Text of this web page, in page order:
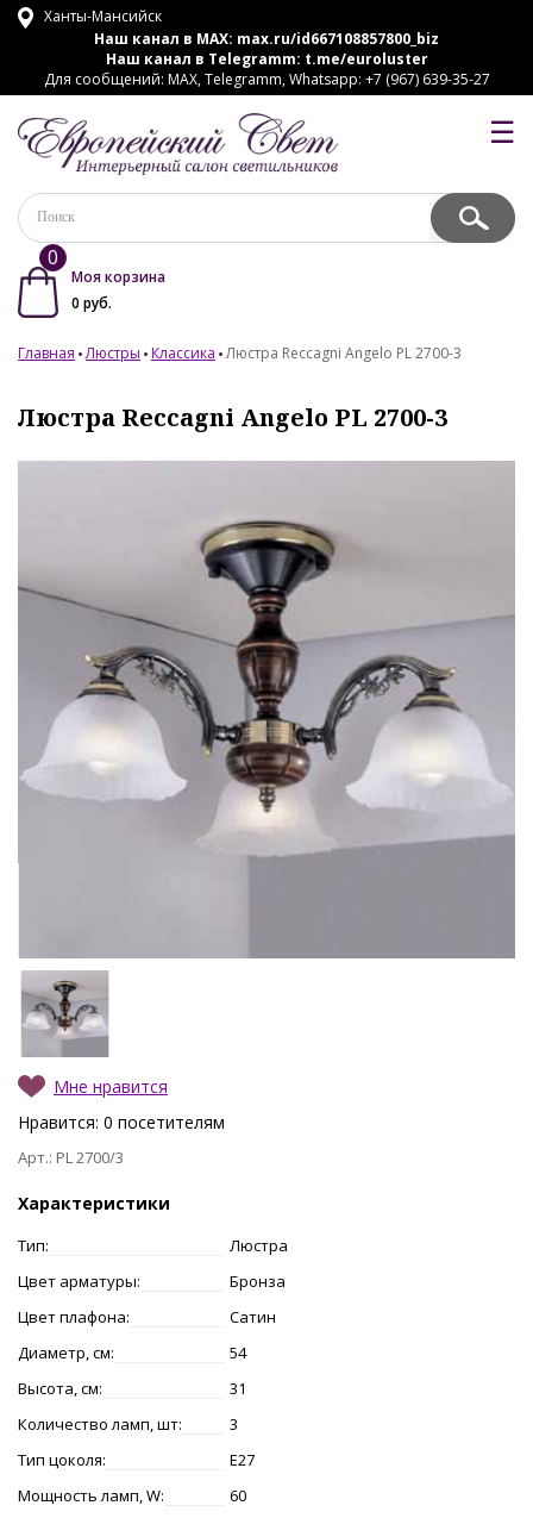
Ханты-Мансийск
Наш канал в MAX: max.ru/id667108857800_biz
Наш канал в Telegramm: t.me/euroluster
Для сообщений: MAX, Telegramm, Whatsapp: +7 (967) 639-35-27
☰
0
Моя корзина
0 руб.
Главная Люстры Классика Люстра Reccagni Angelo PL 2700-3
Люстра Reccagni Angelo PL 2700-3
Мне нравится
Нравится: 0 посетителям
Арт.: PL 2700/3
Характеристики
Тип:
Люстра
Цвет арматуры:
Бронза
Цвет плафона:
Сатин
Диаметр, см:
54
Высота, см:
31
Количество ламп, шт:
3
Тип цоколя:
E27
Мощность ламп, W:
60